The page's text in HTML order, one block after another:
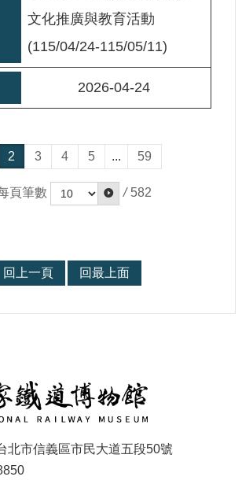
文化推廣與教育活動
(115/04/24-115/05/11)
2026-04-24
2 3 4 5 ... 59
頁筆數 / 582
回上一頁 回最上面
北市信義區市民大道五段50號